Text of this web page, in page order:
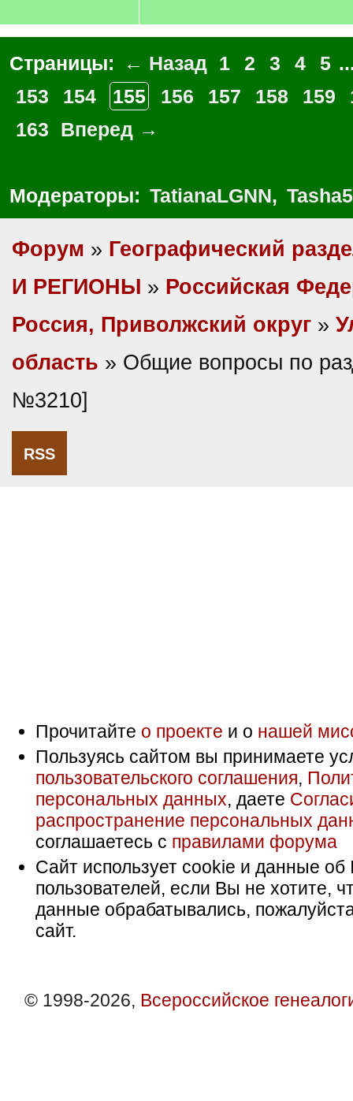
Страницы: ← Назад 1 2 3 4 5
153
154 155 156 157 158 159
163
Вперед →
Модераторы: TatianaLGNN,
Форум » Географический
И РЕГИОНЫ » Российская
Россия, Приволжский округ »
область » Общие вопросы по
№3210]
RSS
Прочитайте о проекте и о нашей
Пользуясь сайтом вы принимаете
пользовательского соглашения,
персональных данных, даете
распространение персональных
соглашаетесь с правилами форума
Сайт использует cookie и данные об
пользователей, если Вы не хотите,
данные обрабатывались,
сайт.
© 1998-2026, Всероссийское